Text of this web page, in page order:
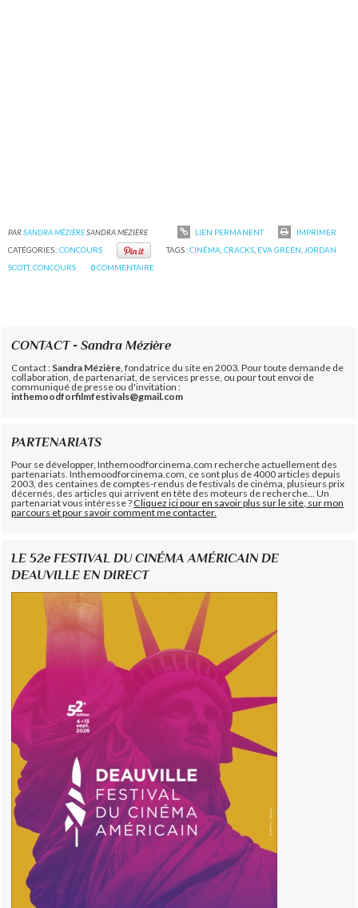
PARSANDRA MÉZIÈRESANDRA MÉZIÈRE LIEN PERMANENT
IMPRIMER
CATÉGORIES :CONCOURS TAGS :CINÉMA CRACKS, EVA GREEN JORDAN
SCOTT,CONCOURS 0COMMENTAIRE
CONTACT - Sandra Mézière
Contact : Sandra Mézière , fondatrice du site en 2003. Pour toute demande de
collaboration, de partenariat, de services presse, ou pour tout envoi de
communiqué de presse ou d'invitation :
inthemoodforfilmfestivals@gmail.com
PARTENARIATS
Pour se développer, Inthemoodforcinema.com recherche actuellement des
partenariats. Inthemoodforcinema.com, ce sont plus de 4000 articles depuis
2003, des centaines de comptes-rendus de festivals de cinéma, plusieurs prix
décernés, des articles qui arrivent en tête des moteurs de recherche... Un
partenariat vous intéresse ?Cliquez ici pour en savoir plus sur le site, sur mon
parcours et pour savoir comment me contacter.
LE 52e FESTIVAL DU CINÉMA AMÉRICAIN DE
DEAUVILLE EN DIRECT